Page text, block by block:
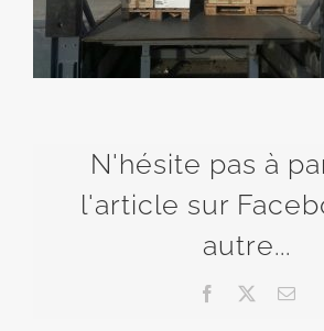
N'hésite pas à
l'article sur
autre...
Facebook